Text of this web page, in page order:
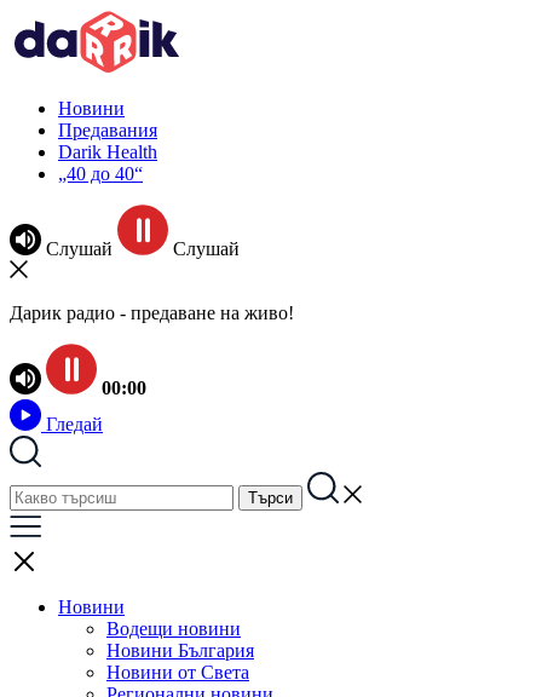
Новини
Предавания
Darik Health
„40 до 40“
Слушай Слушай
Дарик радио - предаване на живо!
00:00
Гледай
Новини
Водещи новини
Новини България
Новини от Света